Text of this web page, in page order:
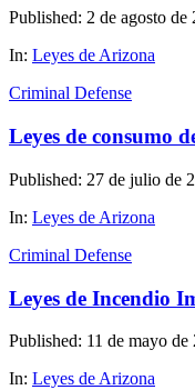
Published: 2 de agosto de
In: Leyes de Arizona
Criminal Defense
Leyes de consumo
Published: 27 de julio de
In: Leyes de Arizona
Criminal Defense
Leyes de Incendio
Published: 11 de mayo de
In: Leyes de Arizona